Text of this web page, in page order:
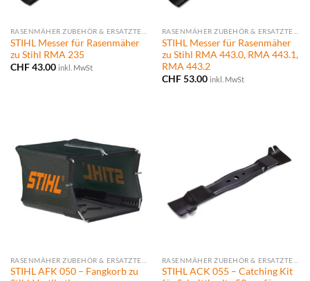
STIHL Messer für Rasenmäher
zu Stihl RMA 235
CHF43.00 inkl. MwSt
STIHL Messer für Rasenmäher
zu Stihl RMA 443.0, RMA 443.1,
RMA 443.2
CHF53.00 inkl. MwSt
STIHL AFK 050 – Fangkorb zu
STIHL ACK 055 – Catching Kit